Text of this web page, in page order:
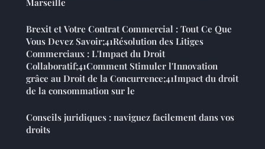
Brexit et Votre Contrat Commercial : Tout Ce Que
Vous Devez Savoir;41Résolution des Litiges
Commerciaux : L'Impact du Droit
Collaboratif;41Comment Stimuler l'Innovation
grâce au Droit de la Concurrence;41Impact du droit
de la consommation sur le
Conseils juridiques : naviguez facilement dans vos
droits